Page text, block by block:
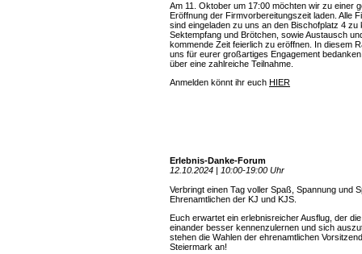
Am 11. Oktober um 17:00 möchten wir zu einer
Eröffnung der Firmvorbereitungszeit laden. Alle
sind eingeladen zu uns an den Bischofplatz 4 zu
Sektempfang und Brötchen, sowie Austausch
kommende Zeit feierlich zu eröffnen. In diesem
uns für eurer großartiges Engagement
über eine zahlreiche Teilnahme.
Anmelden könnt ihr euch HIER
Erlebnis-Danke-Forum
12.10.2024 | 10:00-19:00 Uhr
Verbringt einen Tag voller Spaß, Spannung und
Ehrenamtlichen der KJ und KJS.
Euch erwartet ein erlebnisreicher Ausflug, der
einander besser kennenzulernen und sich
stehen die Wahlen der ehrenamtlichen
Steiermark an!